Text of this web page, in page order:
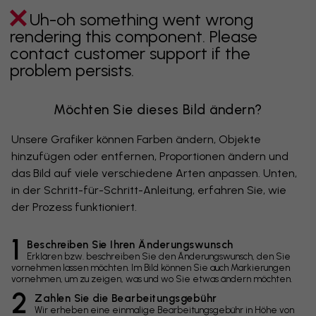
Uh-oh something went wrong
rendering this component. Please
contact customer support if the
problem persists.
Möchten Sie dieses Bild ändern?
Unsere Grafiker können Farben ändern, Objekte
hinzufügen oder entfernen, Proportionen ändern und
das Bild auf viele verschiedene Arten anpassen. Unten,
in der Schritt-für-Schritt-Anleitung, erfahren Sie, wie
der Prozess funktioniert.
1 Beschreiben Sie Ihren Änderungswunsch
Erklären bzw. beschreiben Sie den Änderungswunsch, den Sie
vornehmen lassen möchten. Im Bild können Sie auch Markierungen
vornehmen, um zu zeigen, was und wo Sie etwas ändern möchten.
2 Zahlen Sie die Bearbeitungsgebühr
Wir erheben eine einmalige Bearbeitungsgebühr in Höhe von